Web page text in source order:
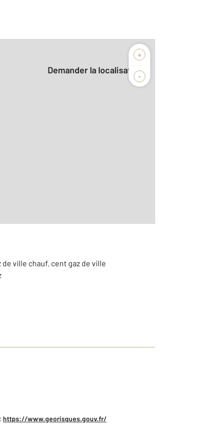
+
-
Demander la localisation
ville chauf. cent gaz de ville
https://www.georisques.gouv.fr/